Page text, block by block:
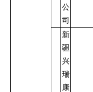
公
司
新
疆
兴
瑞
康